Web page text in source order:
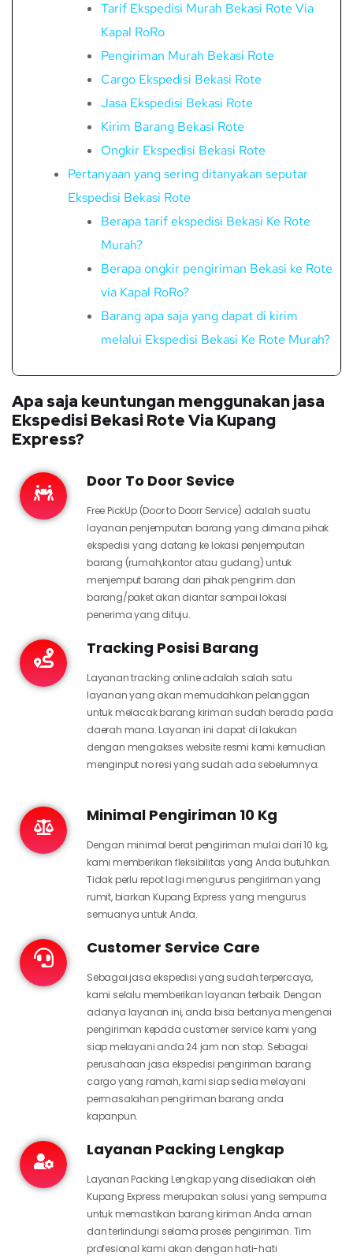
Tarif Ekspedisi Murah Bekasi Rote Via
Kapal RoRo
Pengiriman Murah Bekasi Rote
Cargo Ekspedisi Bekasi Rote
Jasa Ekspedisi Bekasi Rote
Kirim Barang Bekasi Rote
Ongkir Ekspedisi Bekasi Rote
Pertanyaan yang sering ditanyakan seputar
Ekspedisi Bekasi Rote
Berapa tarif ekspedisi Bekasi Ke Rote
Murah?
Berapa ongkir pengiriman Bekasi ke Rote
via Kapal RoRo?
Barang apa saja yang dapat di kirim
melalui Ekspedisi Bekasi Ke Rote Murah?
Apa saja keuntungan menggunakan jasa
Ekspedisi Bekasi Rote Via Kupang
Express?
Door To Door Sevice
Free PickUp (Door to Doorr Service) adalah suatu
layanan penjemputan barang yang dimana pihak
ekspedisi yang datang ke lokasi penjemputan
barang (rumah,kantor atau gudang) untuk
menjemput barang dari pihak pengirim dan
barang/paket akan diantar sampai lokasi
penerima yang dituju.
Tracking Posisi Barang
Layanan tracking online adalah salah satu
layanan yang akan memudahkan pelanggan
untuk melacak barang kiriman sudah berada pada
daerah mana. Layanan ini dapat di lakukan
dengan mengakses website resmi kami kemudian
menginput no resi yang sudah ada sebelumnya.
Minimal Pengiriman 10 Kg
Dengan minimal berat pengiriman mulai dari 10 kg,
kami memberikan fleksibilitas yang Anda butuhkan.
Tidak perlu repot lagi mengurus pengiriman yang
rumit, biarkan Kupang Express yang mengurus
semuanya untuk Anda.
Customer Service Care
Sebagai jasa ekspedisi yang sudah terpercaya,
kami selalu memberikan layanan terbaik. Dengan
adanya layanan ini, anda bisa bertanya mengenai
pengiriman kepada customer service kami yang
siap melayani anda 24 jam non stop. Sebagai
perusahaan jasa ekspedisi pengiriman barang
cargo yang ramah, kami siap sedia melayani
permasalahan pengiriman barang anda
kapanpun.
Layanan Packing Lengkap
Layanan Packing Lengkap yang disediakan oleh
Kupang Express merupakan solusi yang sempurna
untuk memastikan barang kiriman Anda aman
dan terlindungi selama proses pengiriman. Tim
profesional kami akan dengan hati-hati